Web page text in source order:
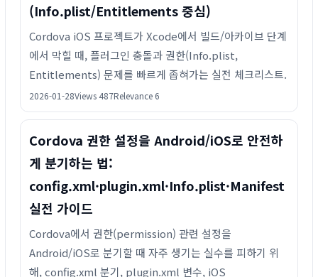
(Info.plist/Entitlements 중심)
Cordova iOS 프로젝트가 Xcode에서 빌드/아카이브 단계
에서 막힐 때, 플러그인 충돌과 권한(Info.plist,
Entitlements) 문제를 빠르게 좁혀가는 실전 체크리스트.
2026-01-28Views 487Relevance 6
Cordova 권한 설정을 Android/iOS로 안전하
게 분기하는 법:
config.xml·plugin.xml·Info.plist·Manifest
실전 가이드
Cordova에서 권한(permission) 관련 설정을
Android/iOS로 분기할 때 자주 생기는 실수를 피하기 위
해, config.xml 분기, plugin.xml 변수, iOS